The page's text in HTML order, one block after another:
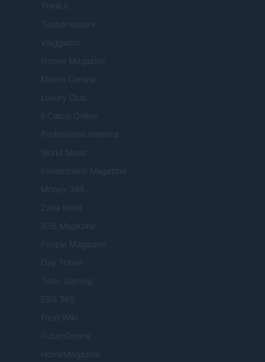
Think.it
Tuobenessere
Viaggiamo
Nonne Magazine
Milano Cortina
Luxury Club
Il Calcio Online
Professione mamma
World Music
Investimenti Magazine
Money 365
Zona Nerd
B2B Magazine
People Magazine
Day Travel
Tutto Gaming
ESG 365
Food Wiki
FuturoDonna
HomeMagazine